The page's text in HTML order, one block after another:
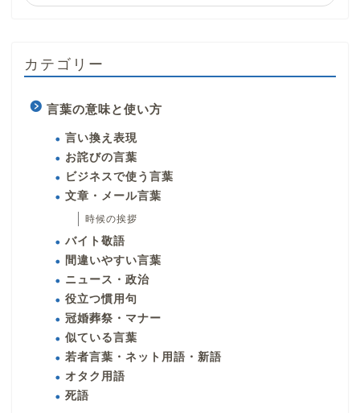
カテゴリー
言葉の意味と使い方
言い換え表現
お詫びの言葉
ビジネスで使う言葉
文章・メール言葉
時候の挨拶
バイト敬語
間違いやすい言葉
ニュース・政治
役立つ慣用句
冠婚葬祭・マナー
似ている言葉
若者言葉・ネット用語・新語
オタク用語
死語